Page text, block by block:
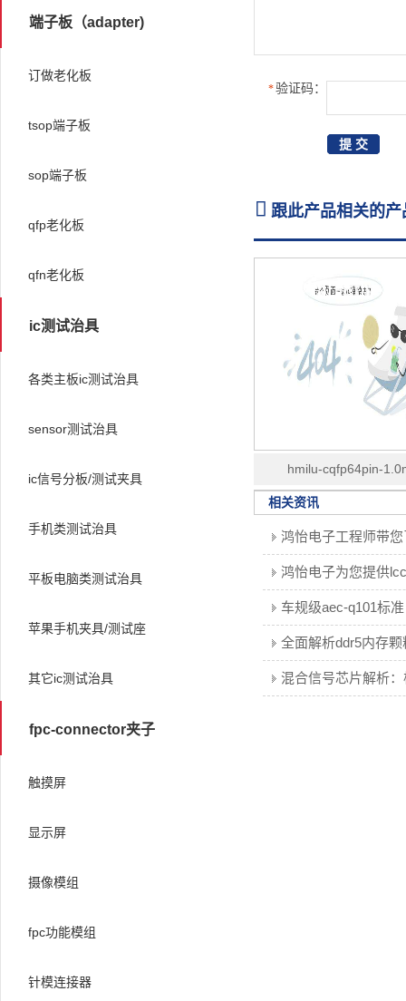
*验证码：
 跟此产品相关的
hmilu-cqfp64pin-
18.4x18.4mm塑胶翻盖旋
老化座
相关资讯
端子板（adapter)
订做老化板
tsop端子板
sop端子板
qfp老化板
qfn老化板
ic测试治具
各类主板ic测试治具
sensor测试治具
ic信号分板/测试夹具
手机类测试治具
平板电脑类测试治具
苹果手机夹具/测试座
其它ic测试治具
fpc-connector夹子
触摸屏
显示屏
摄像模组
fpc功能模组
针模连接器